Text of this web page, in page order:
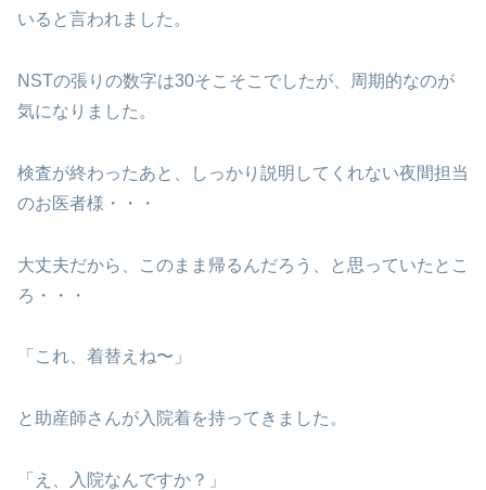
いると言われました。
NSTの張りの数字は30そこそこでしたが、周期的なのが
気になりました。
検査が終わったあと、しっかり説明してくれない夜間担当
のお医者様・・・
大丈夫だから、このまま帰るんだろう、と思っていたとこ
ろ・・・
「これ、着替えね〜」
と助産師さんが入院着を持ってきました。
「え、入院なんですか？」